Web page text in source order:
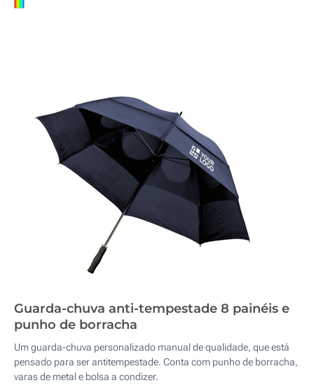
Guarda-chuva anti-tempestade 8 painéis e
punho de borracha
Um guarda-chuva personalizado manual de qualidade, que está
pensado para ser antitempestade. Conta com punho de borracha,
varas de metal e bolsa a condizer.